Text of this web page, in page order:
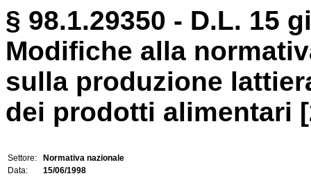
§ 98.1.29350 - D.L. 15
Modifiche alla
sulla produzione
dei prodotti alimentari
Settore:
Normativa nazionale
Data:
15/06/1998